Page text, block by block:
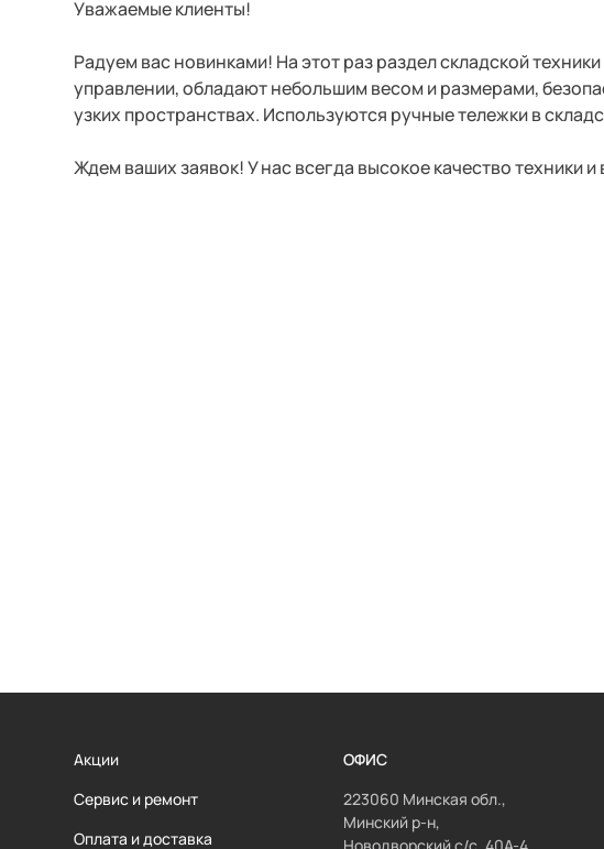
Уважаемые клиенты!
Радуем вас новинками! На этот раз раздел складской
управлении, обладают небольшим весом и размерами,
узких пространствах. Используются ручные тележки в
Ждем ваших заявок! У нас всегда высокое качество техники
Акции
Сервис и ремонт
Оплата и доставка
ОФИС
223060 Минская обл.,
Минский р-н,